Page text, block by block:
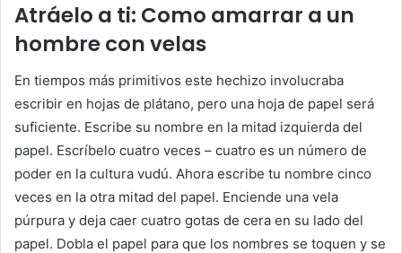
Atráelo a ti: Como amarrar a un
hombre con velas
En tiempos más primitivos este hechizo involucraba
escribir en hojas de plátano, pero una hoja de papel será
suficiente. Escribe su nombre en la mitad izquierda del
papel. Escríbelo cuatro veces – cuatro es un número de
poder en la cultura vudú. Ahora escribe tu nombre cinco
veces en la otra mitad del papel. Enciende una vela
púrpura y deja caer cuatro gotas de cera en su lado del
papel. Dobla el papel para que los nombres se toquen y se